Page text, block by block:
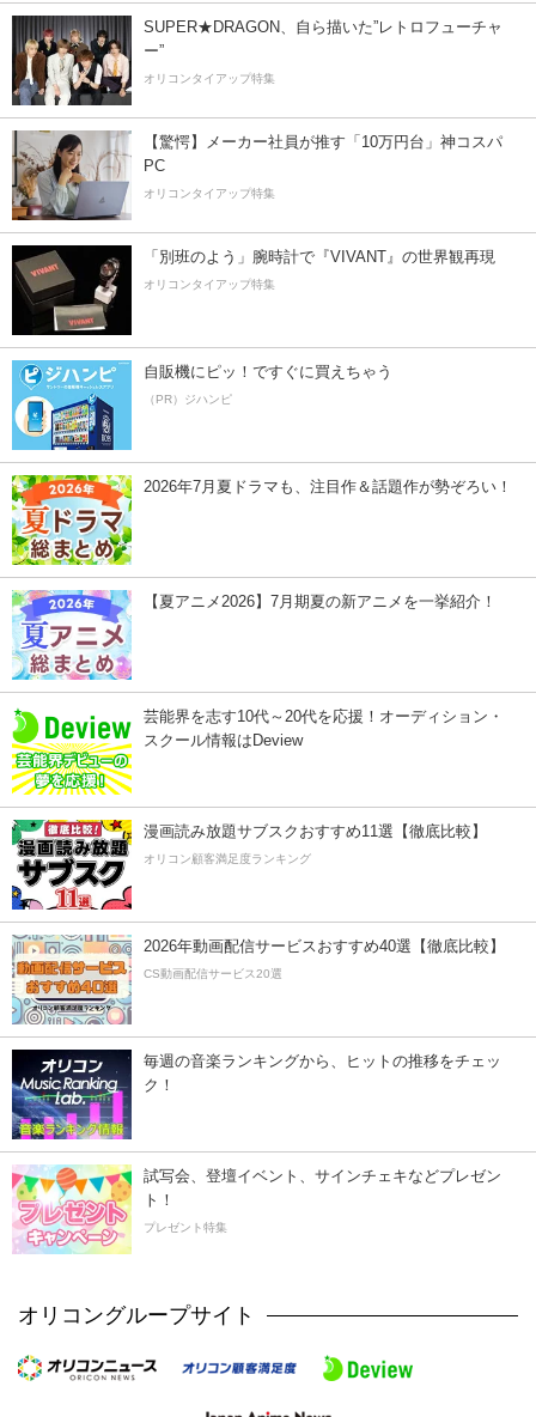
SUPER★DRAGON、自ら描いた”レトロフューチャ
ー”
オリコンタイアップ特集
【驚愕】メーカー社員が推す「10万円台」神コスパ
PC
オリコンタイアップ特集
「別班のよう」腕時計で『VIVANT』の世界観再現
オリコンタイアップ特集
自販機にピッ！ですぐに買えちゃう
（PR）ジハンピ
2026年7月夏ドラマも、注目作＆話題作が勢ぞろい！
【夏アニメ2026】7月期夏の新アニメを一挙紹介！
芸能界を志す10代～20代を応援！オーディション・
スクール情報はDeview
漫画読み放題サブスクおすすめ11選【徹底比較】
オリコン顧客満足度ランキング
2026年動画配信サービスおすすめ40選【徹底比較】
CS動画配信サービス20選
毎週の音楽ランキングから、ヒットの推移をチェッ
ク！
試写会、登壇イベント、サインチェキなどプレゼン
ト！
プレゼント特集
オリコングループサイト